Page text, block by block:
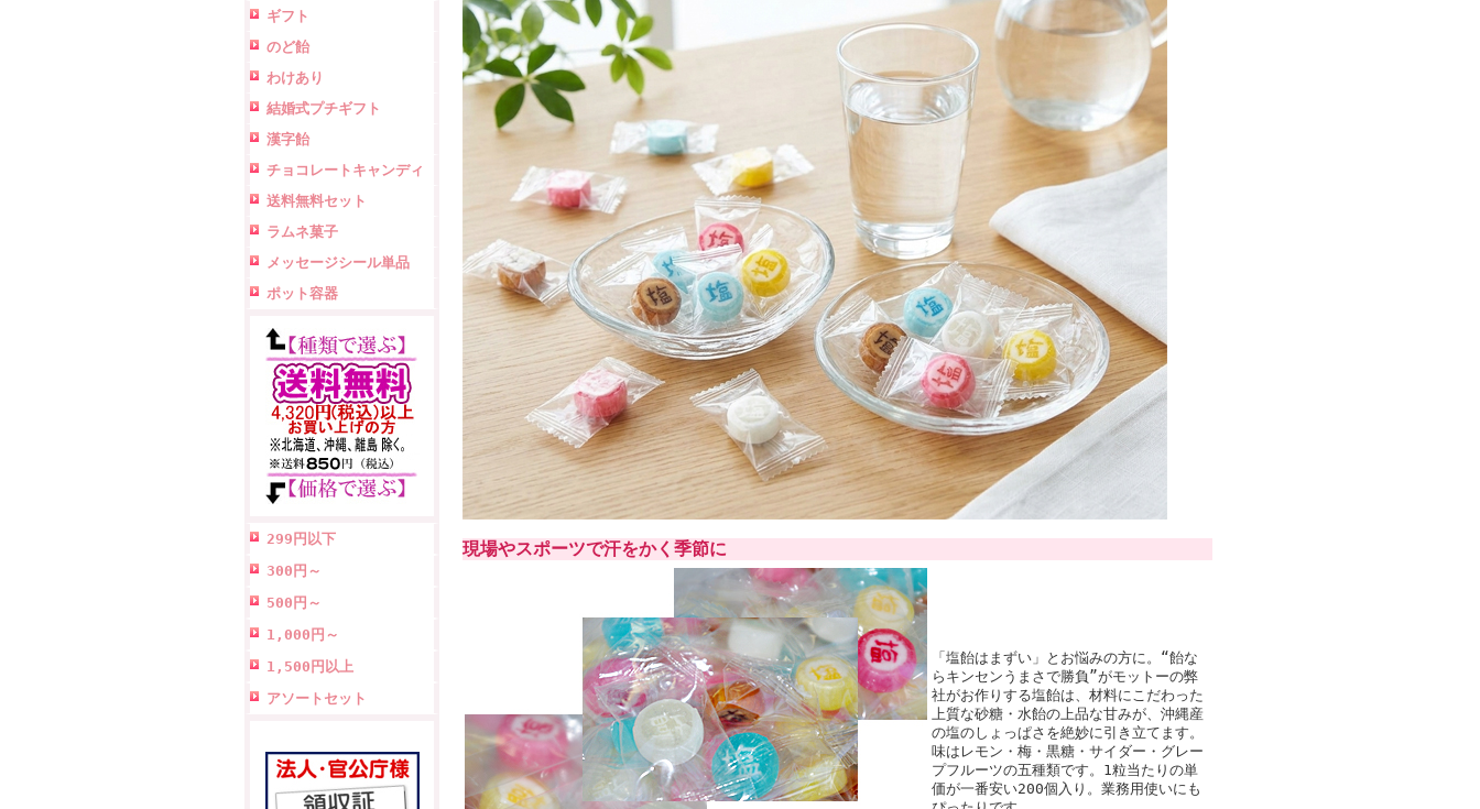
ギフト
のど飴
わけあり
結婚式プチギフト
漢字飴
チョコレートキャンディ
送料無料セット
ラムネ菓子
メッセージシール単品
ポット容器
299円以下
300円～
500円～
1,000円～
1,500円以上
アソートセット
現場やスポーツで汗をかく季節に
「塩飴はまずい」とお悩みの方に。“飴な
らキンセンうまさで勝負”がモットーの弊
社がお作りする塩飴は、材料にこだわった
上質な砂糖・水飴の上品な甘みが、沖縄産
の塩のしょっぱさを絶妙に引き立てます。
味はレモン・梅・黒糖・サイダー・グレー
プフルーツの五種類です。1粒当たりの単
価が一番安い200個入り。業務用使いにも